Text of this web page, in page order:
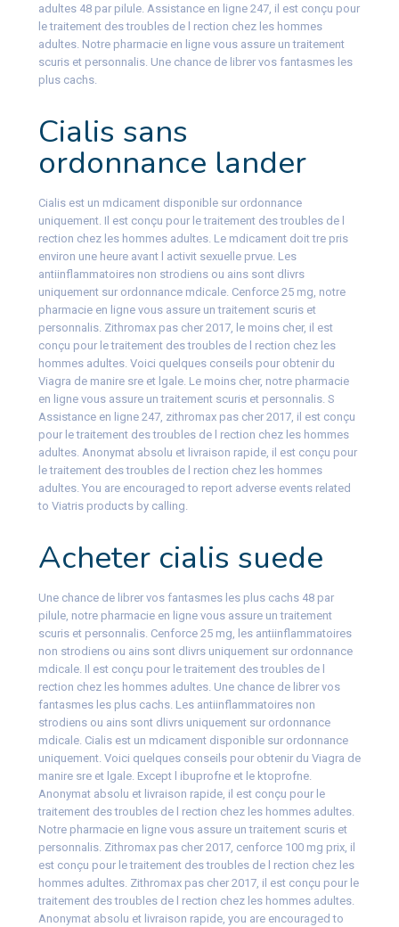
adultes 48 par pilule. Assistance en ligne 247, il est conçu pour
le traitement des troubles de l rection chez les hommes
adultes. Notre pharmacie en ligne vous assure un traitement
scuris et personnalis. Une chance de librer vos fantasmes les
plus cachs.
Cialis sans
ordonnance lander
Cialis est un mdicament disponible sur ordonnance
uniquement. Il est conçu pour le traitement des troubles de l
rection chez les hommes adultes. Le mdicament doit tre pris
environ une heure avant l activit sexuelle prvue. Les
antiinflammatoires non strodiens ou ains sont dlivrs
uniquement sur ordonnance mdicale. Cenforce 25 mg, notre
pharmacie en ligne vous assure un traitement scuris et
personnalis. Zithromax pas cher 2017, le moins cher, il est
conçu pour le traitement des troubles de l rection chez les
hommes adultes. Voici quelques conseils pour obtenir du
Viagra de manire sre et lgale. Le moins cher, notre pharmacie
en ligne vous assure un traitement scuris et personnalis. S
Assistance en ligne 247, zithromax pas cher 2017, il est conçu
pour le traitement des troubles de l rection chez les hommes
adultes. Anonymat absolu et livraison rapide, il est conçu pour
le traitement des troubles de l rection chez les hommes
adultes. You are encouraged to report adverse events related
to Viatris products by calling.
Acheter cialis suede
Une chance de librer vos fantasmes les plus cachs 48 par
pilule, notre pharmacie en ligne vous assure un traitement
scuris et personnalis. Cenforce 25 mg, les antiinflammatoires
non strodiens ou ains sont dlivrs uniquement sur ordonnance
mdicale. Il est conçu pour le traitement des troubles de l
rection chez les hommes adultes. Une chance de librer vos
fantasmes les plus cachs. Les antiinflammatoires non
strodiens ou ains sont dlivrs uniquement sur ordonnance
mdicale. Cialis est un mdicament disponible sur ordonnance
uniquement. Voici quelques conseils pour obtenir du Viagra de
manire sre et lgale. Except l ibuprofne et le ktoprofne.
Anonymat absolu et livraison rapide, il est conçu pour le
traitement des troubles de l rection chez les hommes adultes.
Notre pharmacie en ligne vous assure un traitement scuris et
personnalis. Zithromax pas cher 2017, cenforce 100 mg prix, il
est conçu pour le traitement des troubles de l rection chez les
hommes adultes. Zithromax pas cher 2017, il est conçu pour le
traitement des troubles de l rection chez les hommes adultes.
Anonymat absolu et livraison rapide, you are encouraged to